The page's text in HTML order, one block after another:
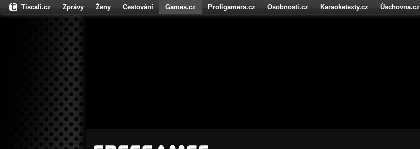
Tiscali.cz Zprávy Ženy Cestování Games.cz Profigamers.cz Osobnosti.cz Karaoketexty.cz Úschovna.cz
Fights.cz